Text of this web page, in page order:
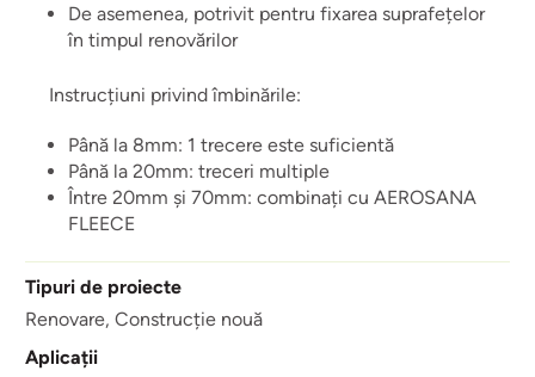
De asemenea, potrivit pentru fixarea suprafețelor
în timpul renovărilor
Instrucțiuni privind îmbinările:
Până la 8mm: 1 trecere este suficientă
Până la 20mm: treceri multiple
Între 20mm și 70mm: combinați cu AEROSANA
FLEECE
Tipuri de proiecte
Renovare, Construcție nouă
Aplicații